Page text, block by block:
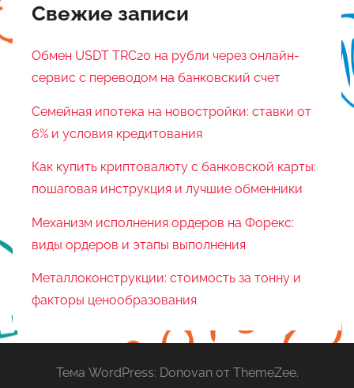
Свежие записи
Обмен USDT TRC20 на рубли через онлайн-
сервис с переводом на банковский счет
Семейная ипотека на новостройки: ставки от
6% и условия кредитования
Как купить криптовалюту с банковской карты:
пошаговая инструкция и лучшие обменники
Механизм исполнения ордеров на Форекс:
виды ордеров и этапы выполнения
Металлоконструкции: стоимость за тонну и
факторы ценообразования
Тема WordPress: Donovan от ThemeZee.